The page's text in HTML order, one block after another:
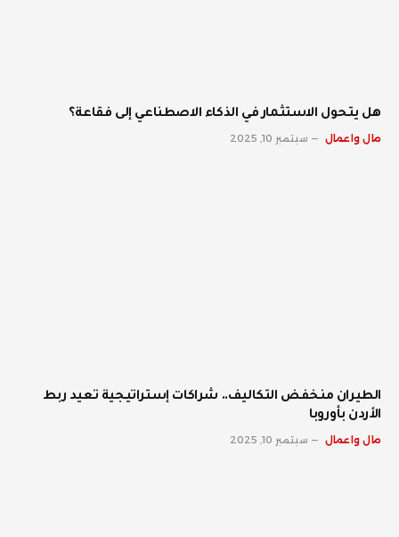
هل يتحول الاستثمار في الذكاء الاصطناعي إلى فقاعة؟
مال واعمال سبتمبر 10, 2025
الطيران منخفض التكاليف.. شراكات إستراتيجية تعيد ربط
الأردن بأوروبا
مال واعمال سبتمبر 10, 2025